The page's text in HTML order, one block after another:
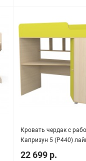
Кровать чердак с
Капризун 5 (Р440)
22 699 р.